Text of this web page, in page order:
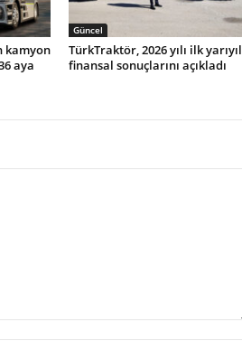
kamyon
aya
Güncel
TürkTraktör, 2026 yılı ilk yarıyıl
finansal sonuçlarını açıkladı